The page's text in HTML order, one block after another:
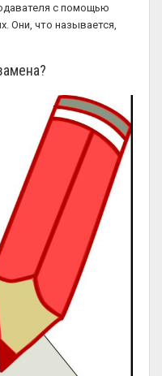
с помощью
Они, что называется,